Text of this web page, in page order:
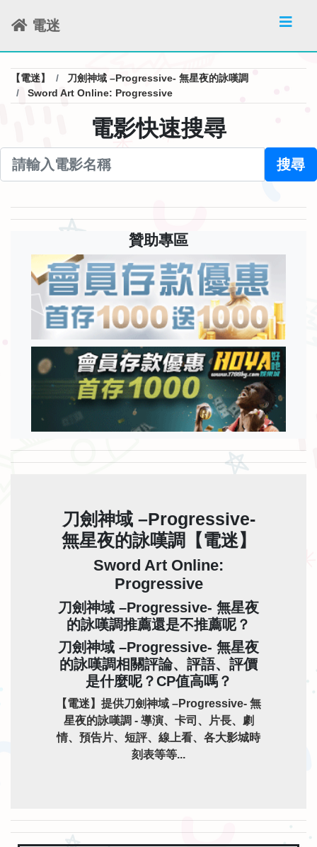
電迷
【電迷】
刀劍神域 –Progressive- 無星夜的詠嘆調
Sword Art Online: Progressive
電影快速搜尋
搜尋
贊助專區
刀劍神域 –Progressive-
無星夜的詠嘆調【電迷】
Sword Art Online:
Progressive
刀劍神域 –Progressive- 無星夜
的詠嘆調推薦還是不推薦呢？
刀劍神域 –Progressive- 無星夜
的詠嘆調相關評論、評語、評價
是什麼呢？CP值高嗎？
【電迷】提供刀劍神域 –Progressive- 無
星夜的詠嘆調 - 導演、卡司、片長、劇
情、預告片、短評、線上看、各大影城時
刻表等等...